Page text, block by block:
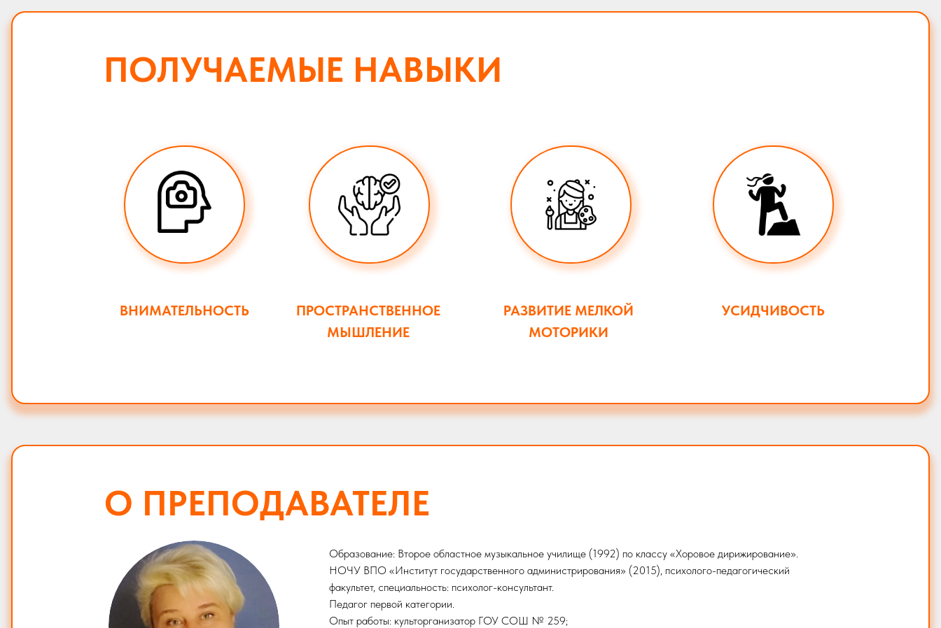
ПОЛУЧАЕМЫЕ НАВЫКИ
ВНИМАТЕЛЬНОСТЬ
ПРОСТРАНСТВЕННОЕ
МЫШЛЕНИЕ
РАЗВИТИЕ МЕЛКОЙ
МОТОРИКИ
УСИДЧИВОСТЬ
О ПРЕПОДАВАТЕЛЕ
Образование: Второе областное музыкальное училище (1992) по классу «Хоровое дирижирование».
НОЧУ ВПО «Институт государственного администрирования» (2015), психолого-педагогический
факультет, специальность: психолог-консультант.
Педагог первой категории.
Опыт работы: культорганизатор ГОУ СОШ № 259;